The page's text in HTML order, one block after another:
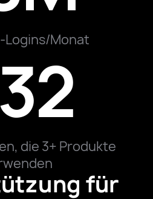
Monat
die 3+ Produkte
für